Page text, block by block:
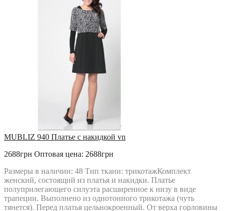
MUBLIZ 940 Платье с накидкой vn
2688грн Оптовая цена: 2688грн
Размеры в наличии: 48 Тип ткани: трикотажКомплект
женский, состоящий из платья и накидки. Платье
полуприлегающего силуэта расширенное к низу в виде
трапеции. Выполнено из однотонного трикотажа (чуть
тянется). Перед платья цельнокроенный. От верха горловины